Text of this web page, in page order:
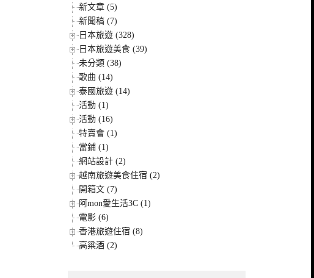
新文章 (5)
新聞稿 (7)
日本旅遊 (328)
日本旅遊美食 (39)
未分類 (38)
歌曲 (14)
泰國旅遊 (14)
活動 (1)
活動 (16)
特賣會 (1)
當鋪 (1)
網站設計 (2)
越南旅遊美食住宿 (2)
開箱文 (7)
阿mon愛生活3C (1)
電影 (6)
香港旅遊住宿 (8)
高粱酒 (2)